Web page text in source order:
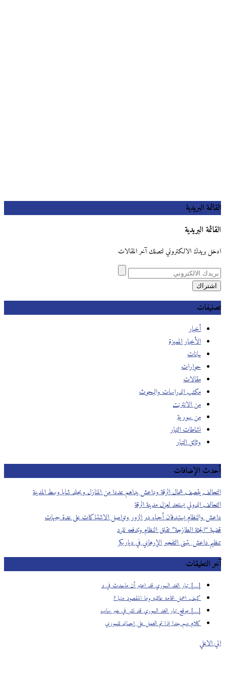
القائمة البريدية
القائمة البريدية
ادخل بريدك الالكتروني لتصلك آخر المقالات
تصنيفات
أخبار
الأخبار المميزة
بيانات
حوارات
مقالات
مكتب الدراسات والبحوث
من الانترنت
من سورية
نشاطات التيار
وثائق التيار
أحدث الإضافات
التحالف يقصف شمال الرقة وداعش يداهم عددا من المنازل ويجلد شابا وسط المدينة
التحالف الدولي يستعد لعزل مدينة الرقة
داعش والنظام يستهدفان أحياء دير الزور وتواصل الاشتباكات على عدة جبهات
قضية “الجثة الطازجة” تقلق النظام وتدفعه للرد
تنظيم داعش يتبنى التفجير الإرهابي في دياربكر
آخر التعليقات
[…] تيار الغد السوري قد اعتبر أن ماحدث في د
كيف اعمل اقامه عائليه وما المقصود منها ?
[…] موقع تيار الغد السوري قد نشر في خبر ساب
كلام مهم جدا إذا تم العمل على إيصاله للسوريي
الي الاعلي